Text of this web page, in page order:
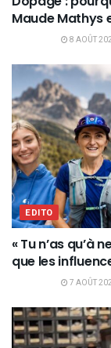
Maude Mathys
8 AOÛT
EDITO
« Tu n’as qu’à
que les
7 AOÛT